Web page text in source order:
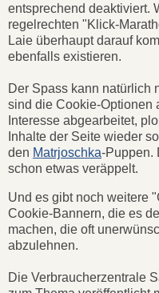
entsprechend deaktiviert.
regelrechten "Klick-
Laie überhaupt darauf
ebenfalls existieren.
Der Spass kann natürlich
sind die Cookie-Optionen
Interesse abgearbeitet,
Inhalte der Seite wieder
den Matrjoschka-Puppen.
schon etwas veräppelt.
Und es gibt noch weitere
Cookie-Bannern, die es
machen, die oft
abzulehnen.
Die Verbraucherzentrale